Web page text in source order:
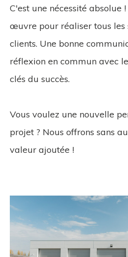
C'est une nécessité absolue
œuvre pour réaliser tous les
clients. Une bonne
réflexion en commun avec
clés du succès.
Vous voulez une nouvelle
projet ? Nous offrons sans
valeur ajoutée !